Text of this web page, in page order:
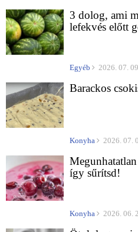
3 dolog, ami
lefekvés előtt
Egyéb 2026. 07.
Barackos
Konyha 2026. 07.
így sűrítsd!
Konyha 2026. 06.